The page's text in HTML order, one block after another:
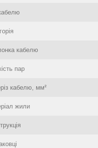
кабелю
пар
кабелю, мм²
жили